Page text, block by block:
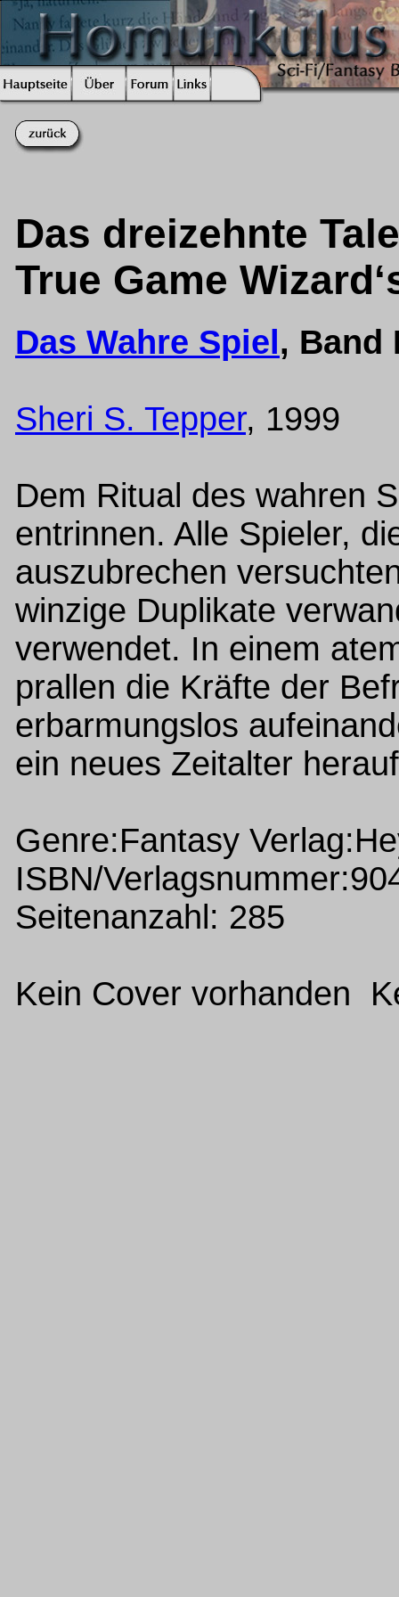
Das dreizehnte
True Game
Das Wahre Spiel , Band
Sheri S. Tepper, 1999
Dem Ritual des wahren
entrinnen. Alle Spieler,
auszubrechen
winzige Duplikate
verwendet. In einem
prallen die Kräfte der
erbarmungslos
ein neues Zeitalter
Genre:Fantasy
ISBN/
Seitenanzahl: 285
Kein Cover vorhanden